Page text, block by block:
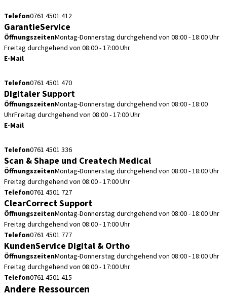
Telefon0761 4501 412
GarantieService
ÖffnungszeitenMontag-Donnerstag durchgehend von 08:00 - 18:00 Uhr
Freitag durchgehend von 08:00 - 17:00 Uhr
E-Mail
Telefon0761 4501 470
Digitaler Support
ÖffnungszeitenMontag-Donnerstag durchgehend von 08:00 - 18:00
UhrFreitag durchgehend von 08:00 - 17:00 Uhr
E-Mail
Telefon0761 4501 336
Scan & Shape und Createch Medical
ÖffnungszeitenMontag-Donnerstag durchgehend von 08:00 - 18:00 Uhr
Freitag durchgehend von 08:00 - 17:00 Uhr
Telefon0761 4501 727
ClearCorrect Support
ÖffnungszeitenMontag-Donnerstag durchgehend von 08:00 - 18:00 Uhr
Freitag durchgehend von 08:00 - 17:00 Uhr
Telefon0761 4501 777
KundenService Digital & Ortho
ÖffnungszeitenMontag-Donnerstag durchgehend von 08:00 - 18:00 Uhr
Freitag durchgehend von 08:00 - 17:00 Uhr
Telefon0761 4501 415
Andere Ressourcen